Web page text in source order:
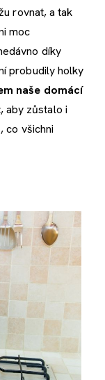
rovnat, a tak
moc
díky
probudily holky
naše domácí
, aby zůstalo i
co všichni